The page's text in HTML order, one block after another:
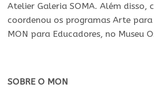
Atelier Galeria SOMA. Além disso,
coordenou os programas Arte para
MON para Educadores, no Museu
SOBRE O MON